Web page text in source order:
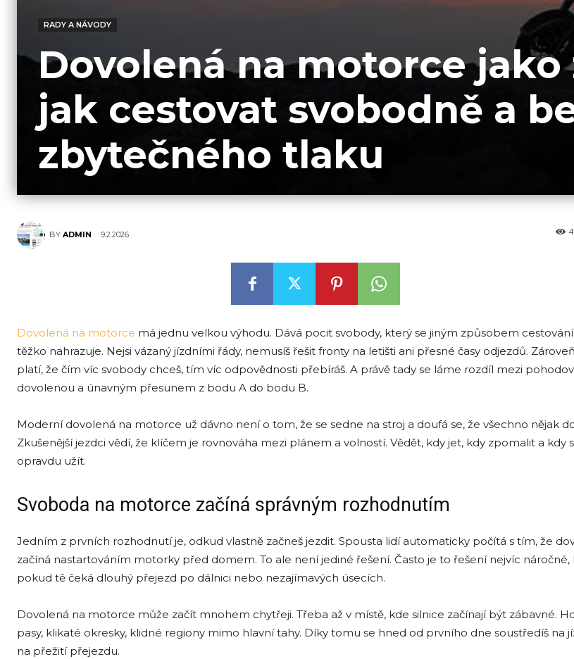
RADY A NÁVODY
Dovolená na motorce jako
jak cestovat svobodně a
zbytečného tlaku
BY ADMIN 9.2.2026
Dovolená na motorce má jednu velkou výhodu. Dává pocit svobody, který se jiným způsobem
těžko nahrazuje. Nejsi vázaný jízdními řády, nemusíš řešit fronty na letišti ani přesné časy odjezdů.
platí, že čím víc svobody chceš, tím víc odpovědnosti přebíráš. A právě tady se láme rozdíl mezi
dovolenou a únavným přesunem z bodu A do bodu B.
Moderní dovolená na motorce už dávno není o tom, že se sedne na stroj a doufá se, že všechno nějak
Zkušenější jezdci vědí, že klíčem je rovnováha mezi plánem a volností. Vědět, kdy jet, kdy zpomalit a kdy
opravdu užít.
Svoboda na motorce začíná správným rozhodnutím
Jedním z prvních rozhodnutí je, odkud vlastně začneš jezdit. Spousta lidí automaticky počítá s tím, že
začíná nastartováním motorky před domem. To ale není jediné řešení. Často je to řešení nejvíc náročné,
pokud tě čeká dlouhý přejezd po dálnici nebo nezajímavých úsecích.
Dovolená na motorce může začít mnohem chytřeji. Třeba až v místě, kde silnice začínají být zábavné.
pasy, klikaté okresky, klidné regiony mimo hlavní tahy. Díky tomu se hned od prvního dne soustředíš na
na přežití přejezdu.